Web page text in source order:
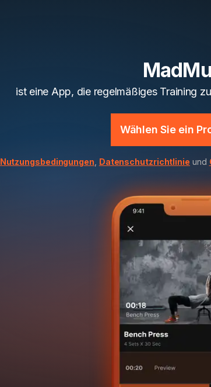
ist eine App, die regelmäßiges Training
Wählen Sie ein
Nutzungsbedingungen Datenschutzrichtlinie und